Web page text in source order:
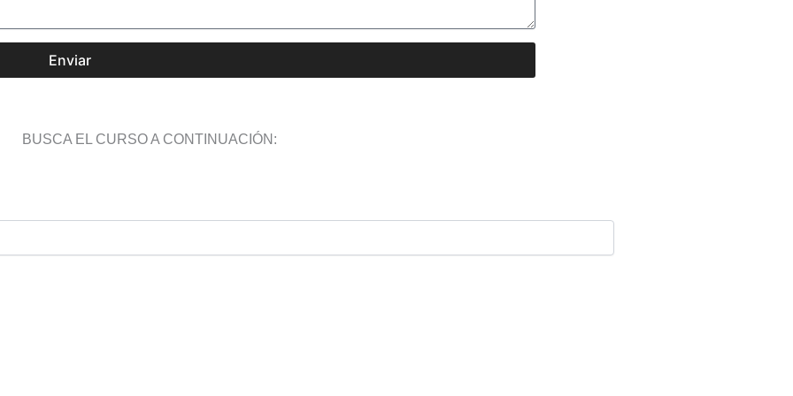
Enviar
BUSCA EL CURSO A CONTINUACIÓN: